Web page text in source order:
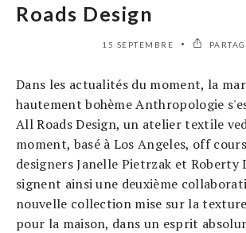
Roads Design
15 SEPTEMBRE
Dans les actualités du moment, la
hautement bohème Anthropologie
All Roads Design, un atelier textile
moment, basé à Los Angeles, off
designers Janelle Pietrzak et Roberty
signent ainsi une deuxième
nouvelle collection mise sur la
pour la maison, dans un esprit